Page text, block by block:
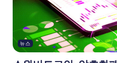
뉴스